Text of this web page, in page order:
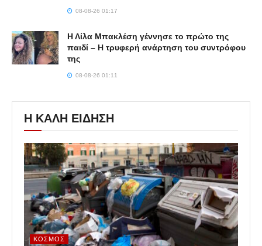
08-08-26 01:17
Η Λίλα Μπακλέση γέννησε το πρώτο της
παιδί – Η τρυφερή ανάρτηση του συντρόφου
της
08-08-26 01:11
Η ΚΑΛΗ ΕΙΔΗΣΗ
ΚΌΣΜΟΣ